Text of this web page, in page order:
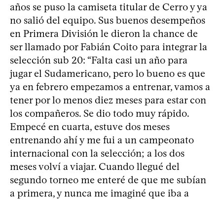
años se puso la camiseta titular de Cerro y ya
no salió del equipo. Sus buenos desempeños
en Primera División le dieron la chance de
ser llamado por Fabián Coito para integrar la
selección sub 20: “Falta casi un año para
jugar el Sudamericano, pero lo bueno es que
ya en febrero empezamos a entrenar, vamos a
tener por lo menos diez meses para estar con
los compañeros. Se dio todo muy rápido.
Empecé en cuarta, estuve dos meses
entrenando ahí y me fui a un campeonato
internacional con la selección; a los dos
meses volví a viajar. Cuando llegué del
segundo torneo me enteré de que me subían
a primera, y nunca me imaginé que iba a